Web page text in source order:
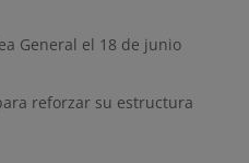
General el 18 de junio
reforzar su estructura